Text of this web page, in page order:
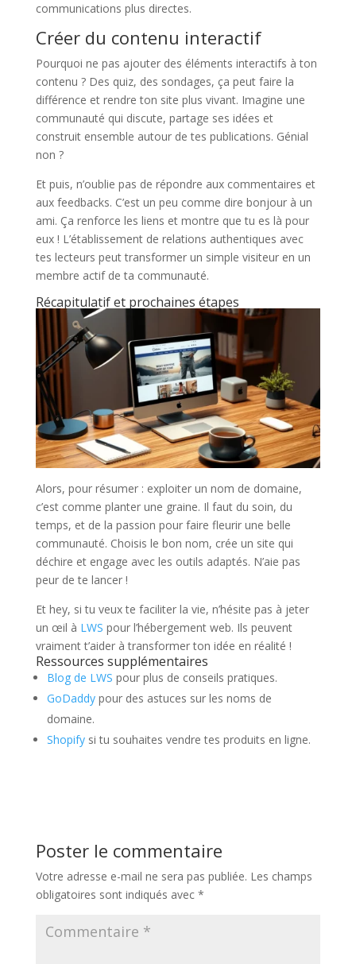
communications plus directes.
Créer du contenu interactif
Pourquoi ne pas ajouter des éléments interactifs à ton
contenu ? Des quiz, des sondages, ça peut faire la
différence et rendre ton site plus vivant. Imagine une
communauté qui discute, partage ses idées et
construit ensemble autour de tes publications. Génial
non ?
Et puis, n’oublie pas de répondre aux commentaires et
aux feedbacks. C’est un peu comme dire bonjour à un
ami. Ça renforce les liens et montre que tu es là pour
eux ! L’établissement de relations authentiques avec
tes lecteurs peut transformer un simple visiteur en un
membre actif de ta communauté.
Récapitulatif et prochaines étapes
Alors, pour résumer : exploiter un nom de domaine,
c’est comme planter une graine. Il faut du soin, du
temps, et de la passion pour faire fleurir une belle
communauté. Choisis le bon nom, crée un site qui
déchire et engage avec les outils adaptés. N’aie pas
peur de te lancer !
Et hey, si tu veux te faciliter la vie, n’hésite pas à jeter
un œil à LWS pour l’hébergement web. Ils peuvent
vraiment t’aider à transformer ton idée en réalité !
Ressources supplémentaires
Blog de LWS pour plus de conseils pratiques.
GoDaddypour des astuces sur les noms de
domaine.
Shopifysi tu souhaites vendre tes produits en ligne.
Poster le commentaire
Votre adresse e-mail ne sera pas publiée. Les champs
obligatoires sont indiqués avec *